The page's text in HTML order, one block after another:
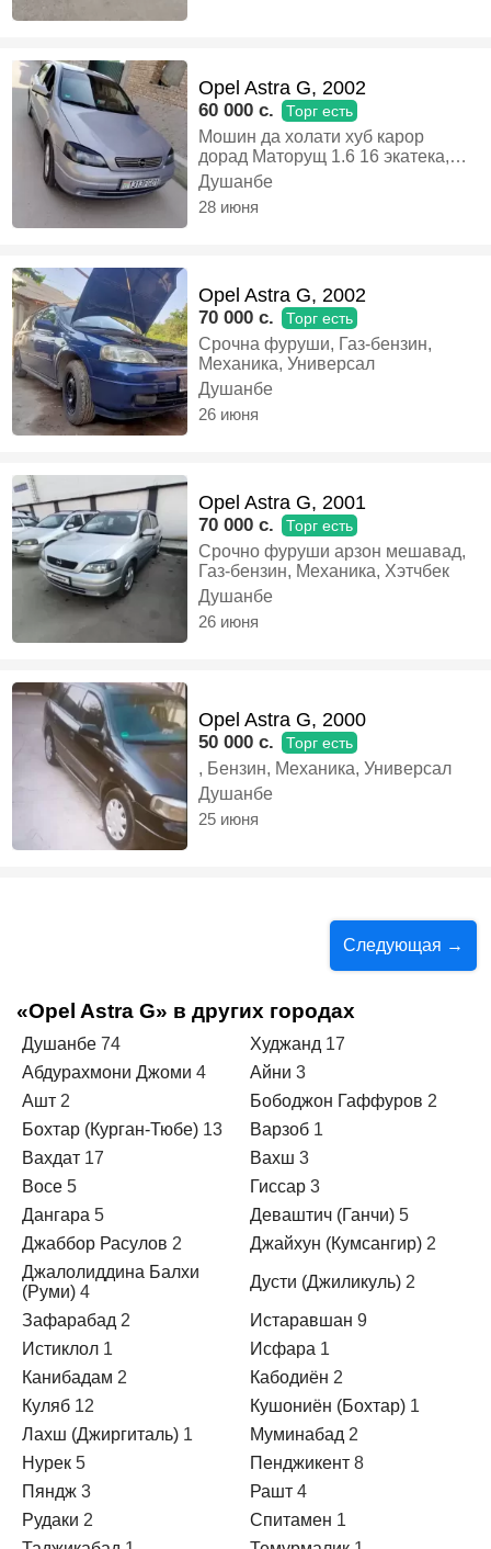
Opel Astra G, 2002
60 000 c. Торг есть
Мошин да холати хуб карор
дорад Маторущ 1.6 16 экатека,
Газ-бензин, Механика, Хэтчбек
Душанбе
28 июня
Opel Astra G, 2002
70 000 c. Торг есть
Срочна фуруши, Газ-бензин,
Механика, Универсал
Душанбе
26 июня
Opel Astra G, 2001
70 000 c. Торг есть
Срочно фуруши арзон мешавад,
Газ-бензин, Механика, Хэтчбек
Душанбе
26 июня
Opel Astra G, 2000
50 000 c. Торг есть
, Бензин, Механика, Универсал
Душанбе
25 июня
Следующая →
«Opel Astra G» в других городах
Душанбе 74 Худжанд 17
Абдурахмони Джоми 4 Айни 3
Ашт 2 Бободжон Гаффуров 2
Бохтар (Курган-Тюбе) 13 Варзоб 1
Вахдат 17 Вахш 3
Восе 5 Гиссар 3
Дангара 5 Деваштич (Ганчи) 5
Джаббор Расулов 2 Джайхун (Кумсангир) 2
Джалолиддина Балхи
(Руми) 4
Дусти (Джиликуль) 2
Зафарабад 2 Истаравшан 9
Истиклол 1 Исфара 1
Канибадам 2 Кабодиён 2
Куляб 12 Кушониён (Бохтар) 1
Лахш (Джиргиталь) 1 Муминабад 2
Нурек 5 Пенджикент 8
Пяндж 3 Рашт 4
Рудаки 2 Спитамен 1